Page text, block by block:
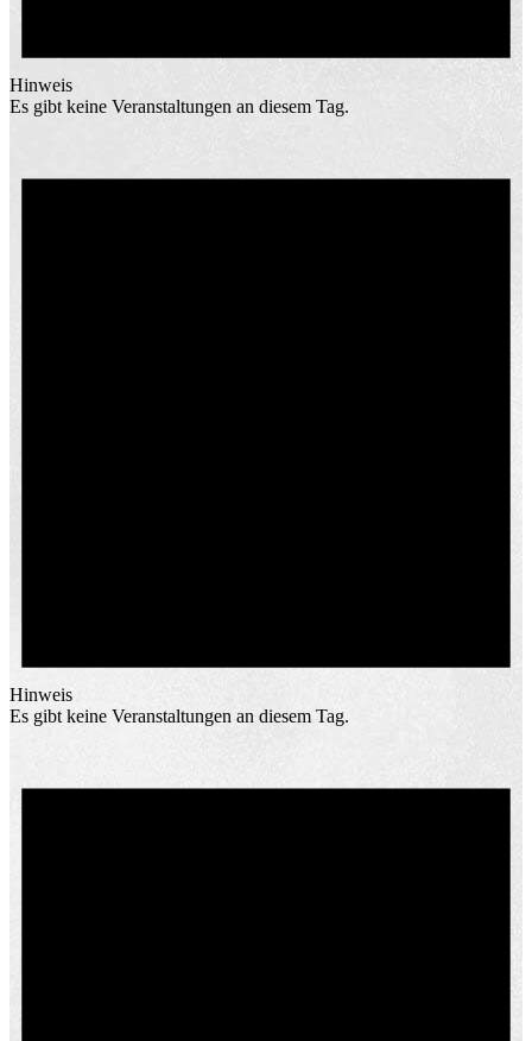
Hinweis
Es gibt keine Veranstaltungen an diesem Tag.
Hinweis
Es gibt keine Veranstaltungen an diesem Tag.